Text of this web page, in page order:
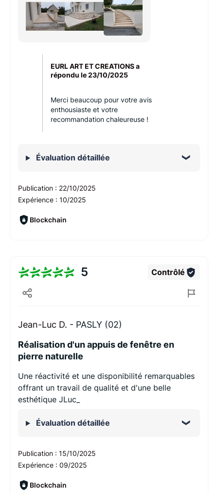
EURL ART ET CREATIONS a
répondu le23/10/2025
Merci beaucoup pour votre avis
enthousiaste et votre
recommandation chaleureuse !
Évaluation détaillée
Publication : 22/10/2025
Expérience : 10/2025
Blockchain
5 Contrôlé
Jean-Luc D. - PASLY (02)
Réalisation d'un appuis de fenêtre en
pierre naturelle
Une réactivité et une disponibilité remarquables
offrant un travail de qualité et d'une belle
esthétique JLuc_
Évaluation détaillée
Publication : 15/10/2025
Expérience : 09/2025
Blockchain